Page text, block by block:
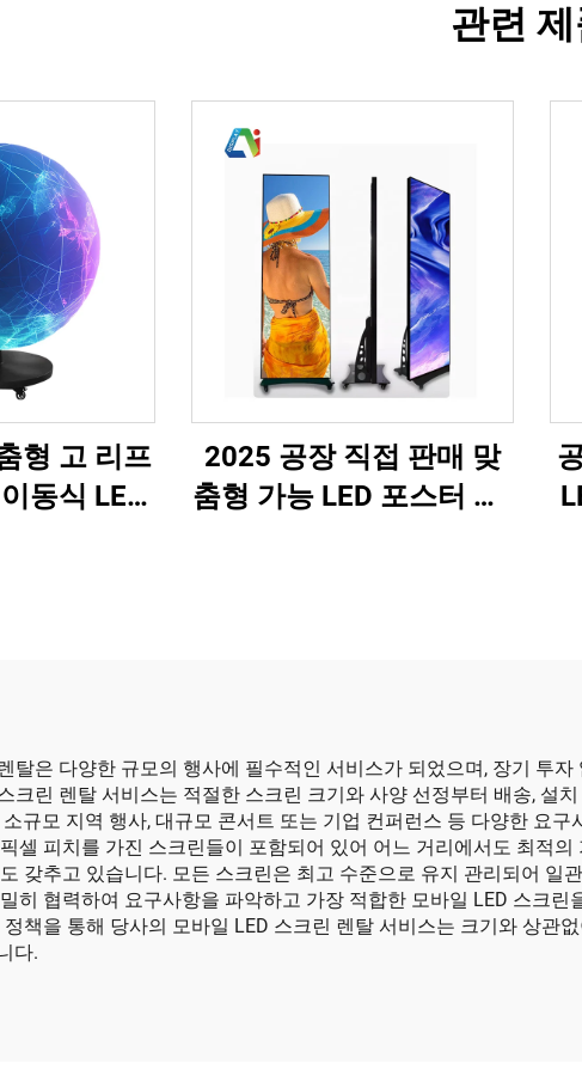
관련
형 고 리프
동식 LED
2025 공장 직접 판매 맞
춤형 가능 LED 포스터 HD
탈은 다양한 규모의 행사에 필수적인 서비스가 되었으며, 장기 투
크린 렌탈 서비스는 적절한 스크린 크기와 사양 선정부터 배송, 설
규모 지역 행사, 대규모 콘서트 또는 기업 컨퍼런스 등 다양한 요
셀 피치를 가진 스크린들이 포함되어 있어 어느 거리에서도 최적
갖추고 있습니다. 모든 스크린은 최고 수준으로 유지 관리되어
히 협력하여 요구사항을 파악하고 가장 적합한 모바일 LED 스크
책을 통해 당사의 모바일 LED 스크린 렌탈 서비스는 크기와 상관
다.